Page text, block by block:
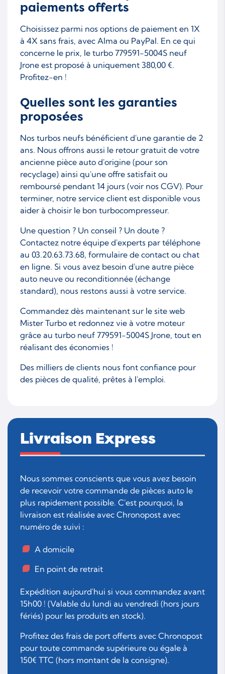
paiements offerts
Choisissez parmi nos options de paiement en 1X
à 4X sans frais, avec Alma ou PayPal. En ce qui
concerne le prix, le turbo 779591-5004S neuf
Jrone est proposé à uniquement 380,00 €.
Profitez-en !
Quelles sont les garanties
proposées
Nos turbos neufs bénéficient d'une garantie de 2
ans. Nous offrons aussi le retour gratuit de votre
ancienne pièce auto d'origine (pour son
recyclage) ainsi qu'une offre satisfait ou
remboursé pendant 14 jours (voir nos CGV). Pour
terminer, notre service client est disponible vous
aider à choisir le bon turbocompresseur.
Une question ? Un conseil ? Un doute ?
Contactez notre équipe d'experts par téléphone
au 03.20.63.73.68, formulaire de contact ou chat
en ligne. Si vous avez besoin d'une autre pièce
auto neuve ou reconditionnée (échange
standard), nous restons aussi à votre service.
Commandez dès maintenant sur le site web
Mister Turbo et redonnez vie à votre moteur
grâce au turbo neuf 779591-5004S Jrone, tout en
réalisant des économies !
Des milliers de clients nous font confiance pour
des pièces de qualité, prêtes à l'emploi.
Livraison Express
Nous sommes conscients que vous avez besoin
de recevoir votre commande de pièces auto le
plus rapidement possible. C'est pourquoi, la
livraison est réalisée avec Chronopost avec
numéro de suivi :
A domicile
En point de retrait
Expédition aujourd'hui si vous commandez avant
15h00 ! (Valable du lundi au vendredi (hors jours
fériés) pour les produits en stock).
Profitez des frais de port offerts avec Chronopost
pour toute commande supérieure ou égale à
150€ TTC (hors montant de la consigne).